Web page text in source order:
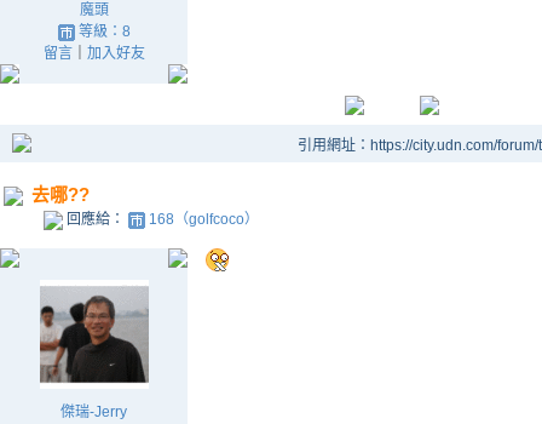
魔頭
等級：8
留言｜ 加入好友
引用網址：https://city.udn.com/
去哪??
回應給： 168（golfcoco）
傑瑞-Jerry